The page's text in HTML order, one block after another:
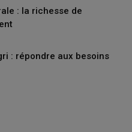
: la richesse de
: répondre aux besoins